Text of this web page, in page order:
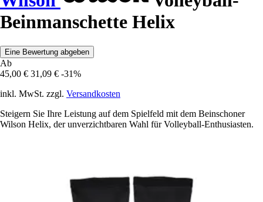
Beinmanschette Helix
Eine Bewertung abgeben
Ab
45,00 € 31,09 € -31%
inkl. MwSt. zzgl. Versandkosten
Steigern Sie Ihre Leistung auf dem Spielfeld mit dem Beinschoner
Wilson Helix, der unverzichtbaren Wahl für Volleyball-Enthusiasten.